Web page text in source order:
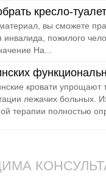
кресло-туалет
вы сможете
пожилого
На...
кровати
лежачих больных.
терапии полностью